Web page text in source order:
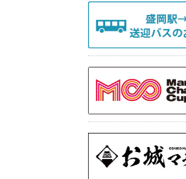
健康チェックについて